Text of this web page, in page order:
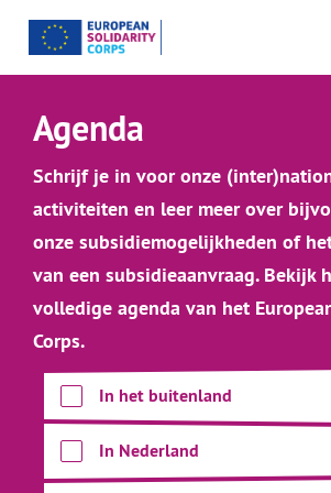
Agenda
Schrijf je in voor onze
activiteiten en leer meer over
onze subsidiemogelijkheden of
van een subsidieaanvraag. Bekijk
volledige agenda van het
Corps.
In het buitenland
In Nederland